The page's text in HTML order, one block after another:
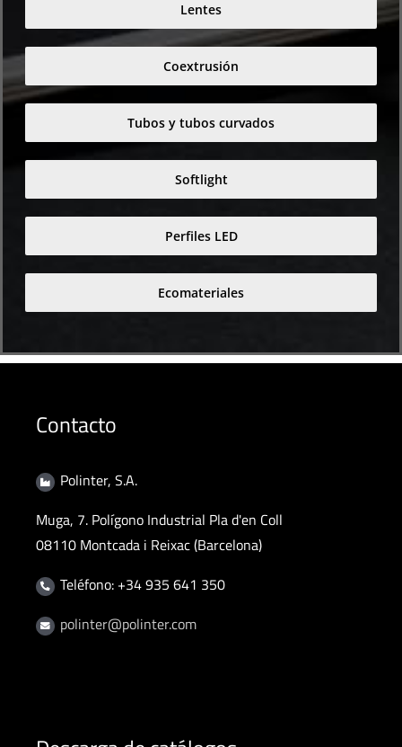
Lentes
Coextrusión
Tubos y tubos curvados
Softlight
Perfiles LED
Ecomateriales
Contacto
Polinter, S.A.
Muga, 7. Polígono Industrial Pla d'en Coll
08110 Montcada i Reixac (Barcelona)
Teléfono: +34 935 641 350
polinter@polinter.com